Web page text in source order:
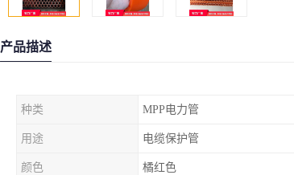
产品描述
种类 MPP电力管
用途 电缆保护管
颜色 橘红色